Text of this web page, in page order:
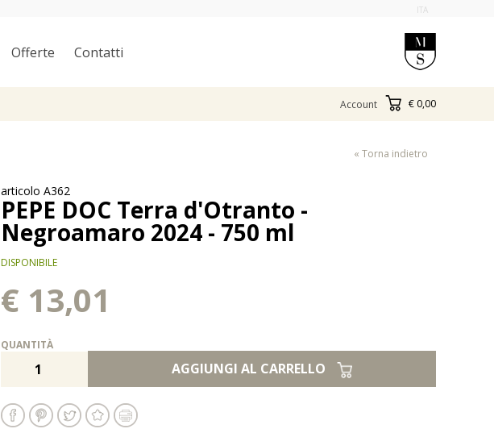
ITA
Offerte Contatti
Account € 0,00
« Torna indietro
articolo A362
PEPE DOC Terra d'Otranto -
Negroamaro 2024 - 750 ml
DISPONIBILE
€ 13,01
QUANTITÀ
AGGIUNGI AL CARRELLO